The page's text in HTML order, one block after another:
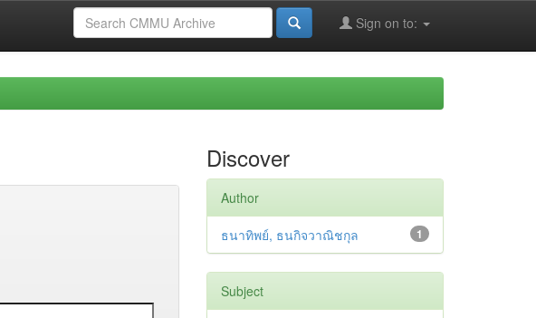
Sign on to:
Discover
Author
1
ธนาทิพย์, ธนกิจวาณิชกุล
Subject